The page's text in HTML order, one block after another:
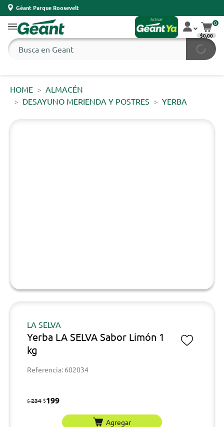
Géant Parque Roosevelt
0
$0,00
HOME
ALMACÉN
DESAYUNO MERIENDA Y POSTRES
YERBA
LA SELVA
Yerba LA SELVA Sabor Limón 1
kg
Referencia: 602034
$234 $199
Agregar